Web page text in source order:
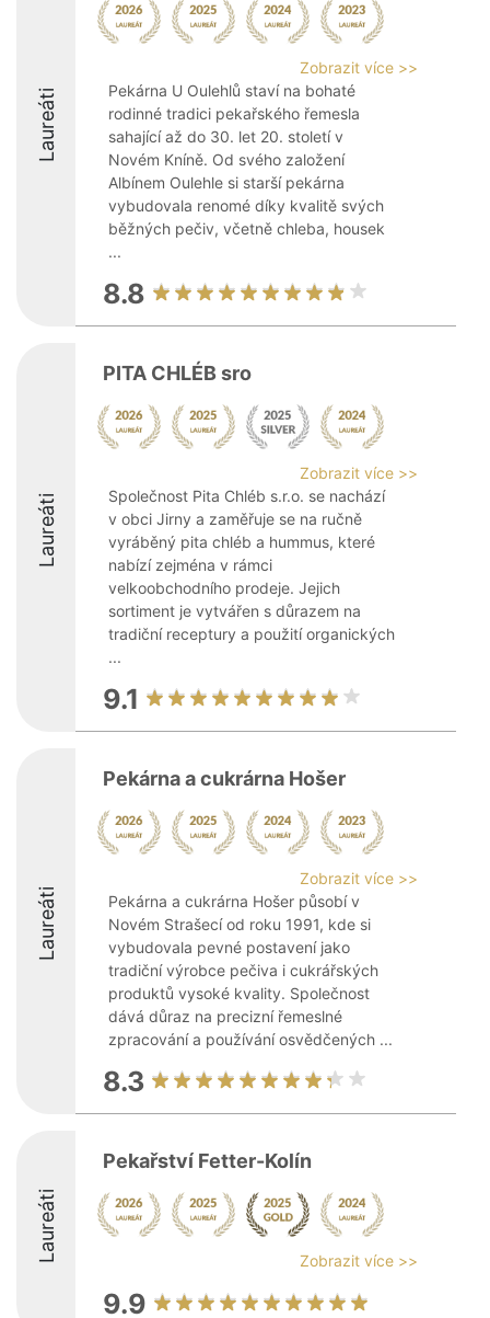
Laureáti
Zobrazit více >>
Pekárna U Oulehlů staví na bohaté
rodinné tradici pekařského řemesla
sahající až do 30. let 20. století v
Novém Kníně. Od svého založení
Albínem Oulehle si starší pekárna
vybudovala renomé díky kvalitě svých
běžných pečiv, včetně chleba, housek
...
8.8
Laureáti
PITA CHLÉB sro
Zobrazit více >>
Společnost Pita Chléb s.r.o. se nachází
v obci Jirny a zaměřuje se na ručně
vyráběný pita chléb a hummus, které
nabízí zejména v rámci
velkoobchodního prodeje. Jejich
sortiment je vytvářen s důrazem na
tradiční receptury a použití organických
...
9.1
Laureáti
Pekárna a cukrárna Hošer
Zobrazit více >>
Pekárna a cukrárna Hošer působí v
Novém Strašecí od roku 1991, kde si
vybudovala pevné postavení jako
tradiční výrobce pečiva i cukrářských
produktů vysoké kvality. Společnost
dává důraz na precizní řemeslné
zpracování a používání osvědčených ...
8.3
Laureáti
Pekařství Fetter-Kolín
Zobrazit více >>
9.9